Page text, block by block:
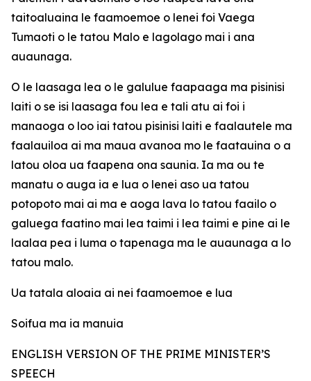
taitoaluaina le faamoemoe o lenei foi Vaega
Tumaoti o le tatou Malo e lagolago mai i ana
auaunaga.
O le laasaga lea o le galulue faapaaga ma pisinisi
laiti o se isi laasaga fou lea e tali atu ai foi i
manaoga o loo iai tatou pisinisi laiti e faalautele ma
faalauiloa ai ma maua avanoa mo le faatauina o a
latou oloa ua faapena ona saunia. Ia ma ou te
manatu o auga ia e lua o lenei aso ua tatou
potopoto mai ai ma e aoga lava lo tatou faailo o
galuega faatino mai lea taimi i lea taimi e pine ai le
laalaa pea i luma o tapenaga ma le auaunaga a lo
tatou malo.
Ua tatala aloaia ai nei faamoemoe e lua
Soifua ma ia manuia
ENGLISH VERSION OF THE PRIME MINISTER’S
SPEECH